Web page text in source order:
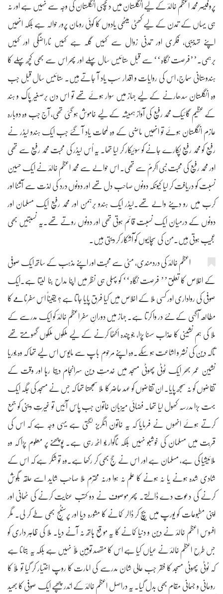
پروفیسر محمد اعظم خالدؔ کے لیے انگلستان میں دلچسپی انگلستان کی وجہ سے نہیں ہے اور نہ
ہی یہاں کے تمدن کے لیے کھٹی میٹھی یادوں کا کوئی رومان پرور حوالہ ہے بلکہ انھیں
اپنے تہذیبی، فکری اور تمدنی زوال سے کہیں گلہ ہے کہیں ناراضگی اور کہیں
برہمی۔’’فرصت نگاہ‘‘ سے قبل ستائیس سال پہلے اور پھر اس سے بھی کچھ پہلے کا
ہندوستانی سماج، اس کی روایات و اقدار سب یاد آ جاتے ہیں۔ ستائیس سال قبل جب
وہ انگلستان سدھارنے کے لیے جہاز میں سوار ہوئے تھے تو اس دن برصغیر پاک و ہند
کے عظیم گائیک محمد رفیع کی آواز ہمیشہ کے لیے خاموش ہو گئی تھی، آج جب وہ دوبارہ
عازم انگلستان ہوئے تو انھیں ماضی کے وہ لمحات یاد آ گئے جب ایک ہندو لیڈر نے
رفیع کو محمد رفیع پکارے جانے کو سوئیکار کر لیا تھا۔ یہ اُس لیڈر کی محبت محمد رفیع سے تھی
اور محمد رفیع کی محبت نبی اکرمؐ سے تھی۔ اس حوالے سے محمد اعظم خالدؔ نے ایک حسین
نسبت کو دریافت کر لیا کیونکہ دونوں صاحب دل تھے اور دونوں درد کی لذت سے آشنا اور
کرب میں رو دینے والے تھے۔لیڈر ایک ہندو برہمن اور محمد رفیع ایک مسلمان اور
دونوں کے درمیان ایک نسبت قائم ہوتی تھی اور دونوں روتے تھے۔یہ نسبتیں بھی
عجیب ہوتی ہیں۔من کی سچائیوں کو آشکار کر دیتی ہیں۔
اعظم خالدؔ کی دردمندی، مٹی سے محبت اور اپنے مذہب کے ساتھ ایک صوفی
کے اخلاص کا تعلق’’ فرصت نگاہ‘‘ کو پہلی ہی نظر میں اپنا مداح بنا لیتا ہے۔ایک
صوفی کی رواداری اور کسی ملا کے اخلاص میں کیا فرق پایا جاتا ہے ؟ یقیناً اس سفرنامے کا
مطالعہ آگہی کے نئے در وا کرتا ہے۔ جہاز میں دورانِ سفر اعظم خالدؔ کو ایک مدرسے کے
ملا کی ہم نشینی کا عذاب سہنا پڑا، جو چندہ اکٹھا کرنے کے لیے ملکوں ملکوں گھومتے تھے
تاکہ دین کی نشر و اشاعت ہو سکے۔وہ اپنے مرحوم باپ سے مایوس اس لیے تھا کہ وہ بوریا
نشین عمر بھر ایک ٹوٹی پھوٹی مسجد میں خدمتِ دین سرانجام دیتا رہا اور وقت کے
تقاضوں کو نہ سمجھ پایا۔ ان تقاضوں کو عہد حاضر کا ملا سمجھتا تھا کہ جس نے مسجد کی جگہ ایک
بہت بڑا مدرسہ کھول لیا تھا۔ فضائی میزبان خاتون جب پاس آئیں تو غیرتِ دینی کو جمع
کرتے ہوئے انھوں نے فرمایا کہ یہ خاتون انگریز لگتی ہے یہی وجہ ہے کہ اس کی
قربت میں مسلمان کی خوشبو نہیں بلکہ ناگوار بُو اٹھ رہی ہے۔ پوچھنے پر معلوم پڑا کہ وہ
ملائیشیا کی ہے، مسلمان ہے اور اس نے حج بھی کر رکھا ہے۔وہ تو شکر ہے کہ اس کے
شادی شدہ ہونے یا نہ ہونے کا علم نہ ہوا ورنہ محترم ملا صاحب شاید اسے حلقہ بگوش
کرنے کی دعوت دے ڈالتے۔ پھر موصوف نے دو کتب عنایت کرنے کی ٹھانی اور
اپنی مطبوعات کو یورپ میں بیچ کر ڈالر کمانے کا مشورہ دیا اور پرسنٹیج بھی طے کر لی۔ مگر
افسوس اعظم خالدؔ نے دین و دنیا کمانے کا یہ موقع ہاتھ نہ آنے دیا۔ ملا کی ظاہر داری کو
جس طرح اعظم خالدؔ نے عیاں کیا ہے اس کا مقصد توہینِ مُلّا نہیں ہے بلکہ یہ بتانا ہے
کہ ٹوٹی پھوٹی مسجد کا فقر جب عالی شان مدرسے کی امارت کا روپ اختیار کر گیا تو مُلّا کا
روحانی و جسمانی مقام بھی بدل گیا۔ یہ دراصل اعظم خالدؔ کے اندر چھپے ایک صوفی کا بھید